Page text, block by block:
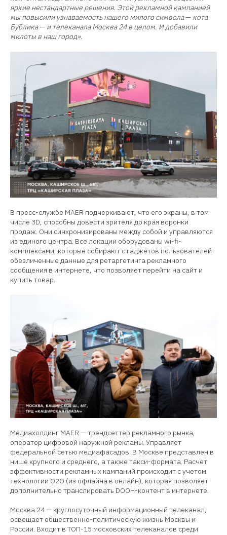
яркие нестандартные решения. Этой рекламной кампанией
мы повысили узнаваемость нашего милого символа— кота
Бублика— и телеканала Москва 24 в целом. И добавили
милоты в наш город».
В пресс-службе MAER подчеркивают, что его экраны, в том
числе 3D, способны довести зрителя до края воронки
продаж. Они синхронизированы между собой и управляются
из единого центра. Все локации оборудованы wi-fi-
комплексами, которые собирают с гаджетов пользователей
обезличенные данные для ретаргетинга рекламного
сообщения в интернете, что позволяет перейти на сайт и
купить товар.
Медиахолдинг MAER — трендсеттер рекламного рынка,
оператор цифровой наружной рекламы. Управляет
федеральной сетью медиафасадов. В Москве представлен в
нише крупного и среднего, а также такси-формата. Расчет
эффективности рекламных кампаний происходит с учетом
технологии О2О (из офлайна в онлайн), которая позволяет
дополнительно транслировать DOOH-контент в интернете.
Москва 24 — круглосуточный информационный телеканал,
освещает общественно-политическую жизнь Москвы и
России. Входит в ТОП-15 московских телеканалов среди